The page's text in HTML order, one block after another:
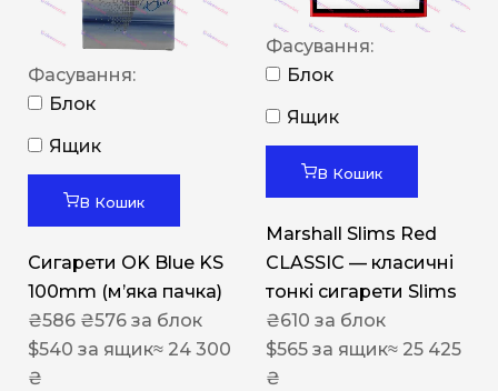
Фасування:
Блок
Ящик
В Кошик
Сигарети OK Blue KS
100mm (м’яка пачка)
₴586 ₴576 за блок
$540 за ящик≈ 24 300
₴
Фасування:
Блок
Ящик
В Кошик
Marshall Slims Red
CLASSIC — класичні
тонкі сигарети Slims
₴610 за блок
$565 за ящик≈ 25 425
₴